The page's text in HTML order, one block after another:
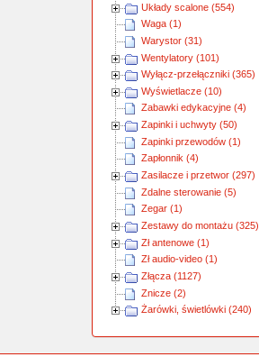
Układy scalone (554)
Waga (1)
Warystor (31)
Wentylatory (101)
Wyłącz-przełączniki (365)
Wyświetlacze (10)
Zabawki edykacyjne (4)
Zapinki i uchwyty (50)
Zapinki przewodów (1)
Zapłonnik (4)
Zasilacze i przetwor (297)
Zdalne sterowanie (5)
Zegar (1)
Zestawy do montażu (325)
Zł antenowe (1)
Zł audio-video (1)
Złącza (1127)
Znicze (2)
Żarówki, świetlówki (240)